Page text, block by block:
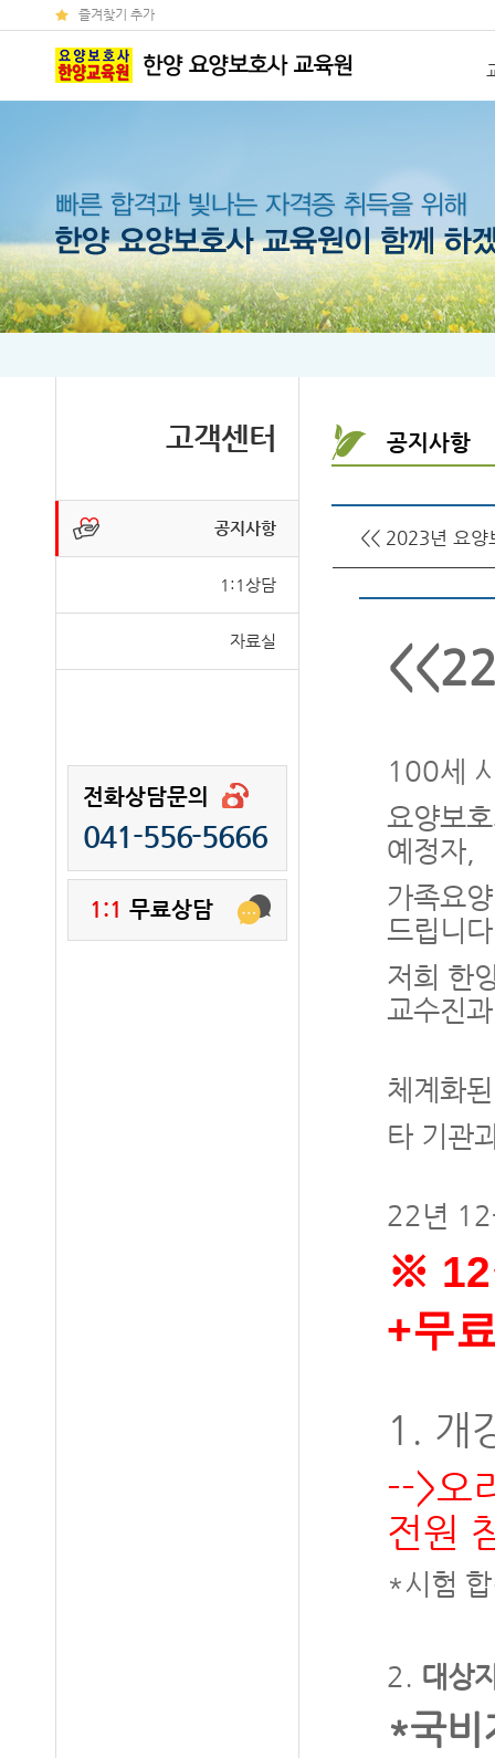
즐겨찾기 추가
고객센터
공지사항
1:1상담
자료실
전화상담문의
041-556-5666
1:1 무료상담
공지사항
<< 2023년 요양
100세
요양보
예정자,
가족요
드립니
저희 한
교수진과
체계화
타 기관
22년 12
※ 12
+무
1. 개
-->오
전원
*시험
2. 대상
*국비